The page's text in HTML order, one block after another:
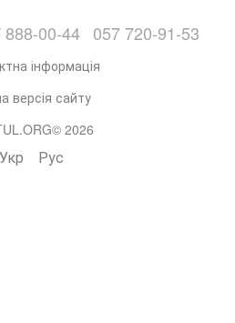
888-00-44 057 720-91-53
інформація
версія сайту
2026
Укр Рус